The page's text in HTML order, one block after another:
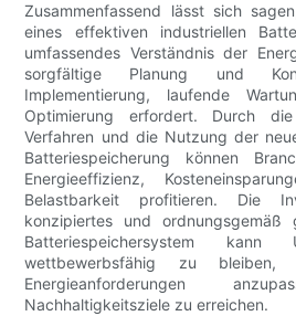
Zusammenfassend lässt sich
eines effektiven industriellen
umfassendes Verständnis der
sorgfältige Planung und
Implementierung, laufende
Optimierung erfordert. Durch
Verfahren und die Nutzung der
Batteriespeicherung können
Energieeffizienz,
Belastbarkeit profitieren. Die
konzipiertes und ordnungsgemäß
Batteriespeichersystem kann
wettbewerbsfähig zu
Energieanforderungen
Nachhaltigkeitsziele zu erreichen.